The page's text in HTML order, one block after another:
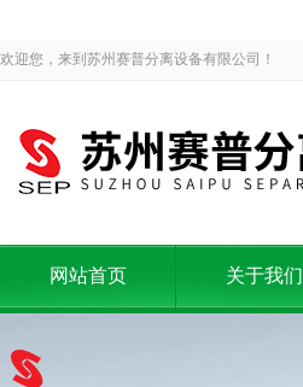
欢迎您，来到苏州赛普分离设备有限公司！
网站首页 关于我们